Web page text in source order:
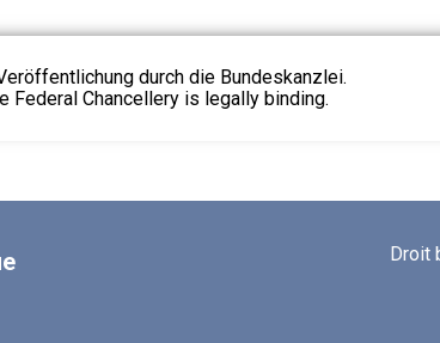
durch die Bundeskanzlei.
Federal Chancellery is legally binding.
Droit